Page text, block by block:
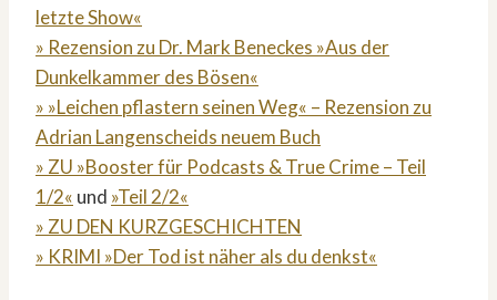
letzte Show«
» Rezension zu Dr. Mark Beneckes »Aus der
Dunkelkammer des Bösen«
» »Leichen pflastern seinen Weg« – Rezension zu
Adrian Langenscheids neuem Buch
» ZU »Booster für Podcasts & True Crime – Teil
1/2« und »Teil 2/2«
» ZU DEN KURZGESCHICHTEN
» KRIMI »Der Tod ist näher als du denkst«